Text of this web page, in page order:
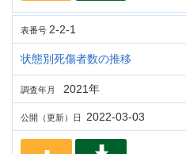
表番号 2-2-1
状態別死傷者数の推移
調査年月 2021年
公開（更新）日 2022-03-03